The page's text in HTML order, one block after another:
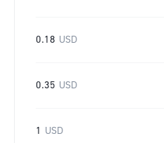
0.18 USD
0.35 USD
1 USD